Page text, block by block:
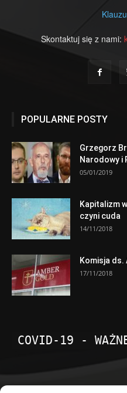
Skontaktuj się z nami:
POPULARNE POSTY
Grzegorz
Narodowy i
05/01/2019
Kapitalizm
czyni cuda
14/11/2018
Komisja ds.
17/11/2018
COVID-19 -